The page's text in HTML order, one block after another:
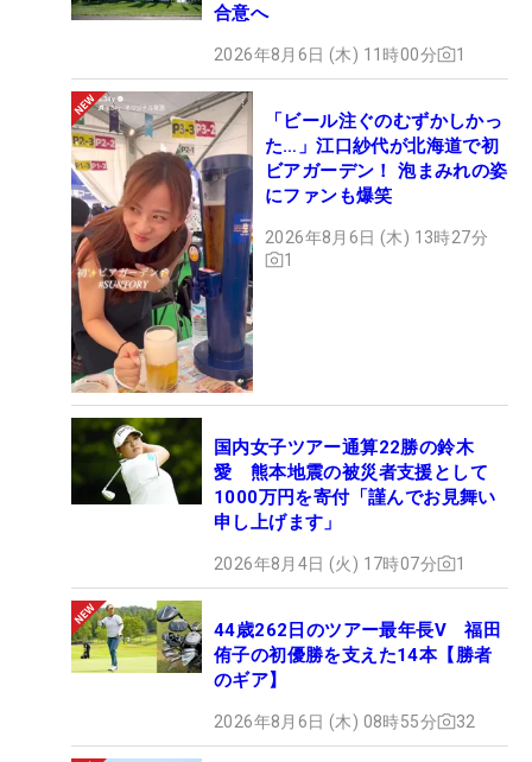
合意へ
2026年8月6日 (木) 11時00分 1
「ビール注ぐのむずかしかっ
た…」江口紗代が北海道で初
ビアガーデン！ 泡まみれの姿
にファンも爆笑
2026年8月6日 (木) 13時27分
1
国内女子ツアー通算22勝の鈴木
愛 熊本地震の被災者支援として
1000万円を寄付「謹んでお見舞い
申し上げます」
2026年8月4日 (火) 17時07分 1
44歳262日のツアー最年長V 福田
侑子の初優勝を支えた14本【勝者
のギア】
2026年8月6日 (木) 08時55分 32